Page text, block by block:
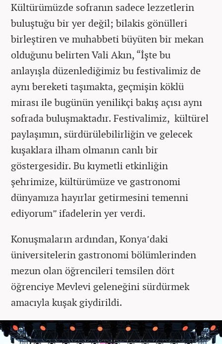
Kültürümüzde sofranın sadece lezzetlerin
buluştuğu bir yer değil; bilakis gönülleri
birleştiren ve muhabbeti büyüten bir mekan
olduğunu belirten Vali Akın, “İşte bu
anlayışla düzenlediğimiz bu festivalimiz de
aynı bereketi taşımakta, geçmişin köklü
mirası ile bugünün yenilikçi bakış açısı aynı
sofrada buluşmaktadır. Festivalimiz, kültürel
paylaşımın, sürdürülebilirliğin ve gelecek
kuşaklara ilham olmanın canlı bir
göstergesidir. Bu kıymetli etkinliğin
şehrimize, kültürümüze ve gastronomi
dünyamıza hayırlar getirmesini temenni
ediyorum” ifadelerin yer verdi.
Konuşmaların ardından, Konya’daki
üniversitelerin gastronomi bölümlerinden
mezun olan öğrencileri temsilen dört
öğrenciye Mevlevi geleneğini sürdürmek
amacıyla kuşak giydirildi.